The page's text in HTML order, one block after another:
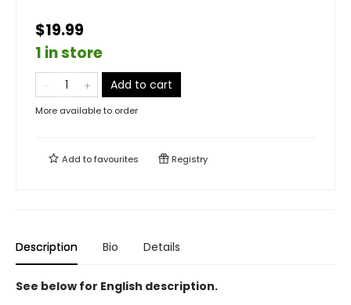
$19.99
1 in store
Add to cart
More available to order
Add tofavourites Registry
Description Bio Details
See below for English description.